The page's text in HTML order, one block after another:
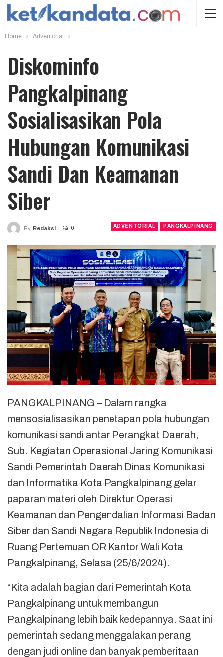
Home Adventorial
Diskominfo
Pangkalpinang
Sosialisasikan Pola
Hubungan Komunikasi
Sandi Dan Keamanan
Siber
ADVENTORIAL PANGKALPINANG
By Redaksi 0
PANGKALPINANG – Dalam rangka
mensosialisasikan penetapan pola hubungan
komunikasi sandi antar Perangkat Daerah,
Sub. Kegiatan Operasional Jaring Komunikasi
Sandi Pemerintah Daerah Dinas Komunikasi
dan Informatika Kota Pangkalpinang gelar
paparan materi oleh Direktur Operasi
Keamanan dan Pengendalian Informasi Badan
Siber dan Sandi Negara Republik Indonesia di
Ruang Pertemuan OR Kantor Wali Kota
Pangkalpinang, Selasa (25/6/2024).
“Kita adalah bagian dari Pemerintah Kota
Pangkalpinang untuk membangun
Pangkalpinang lebih baik kedepannya. Saat ini
pemerintah sedang menggalakan perang
dengan judi online dan banyak pemberitaan